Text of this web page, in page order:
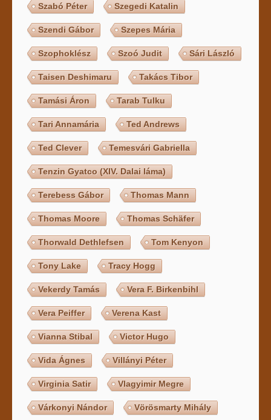
Szabó Péter Szegedi Katalin
Szendi Gábor Szepes Mária
Szophoklész Szoó Judit Sári László
Taisen Deshimaru Takács Tibor
Tamási Áron Tarab Tulku
Tari Annamária Ted Andrews
Ted Clever Temesvári Gabriella
Tenzin Gyatco (XIV. Dalai láma)
Terebess Gábor Thomas Mann
Thomas Moore Thomas Schäfer
Thorwald Dethlefsen Tom Kenyon
Tony Lake Tracy Hogg
Vekerdy Tamás Vera F. Birkenbihl
Vera Peiffer Verena Kast
Vianna Stibal Victor Hugo
Vida Ágnes Villányi Péter
Virginia Satir Vlagyimir Megre
Várkonyi Nándor Vörösmarty Mihály